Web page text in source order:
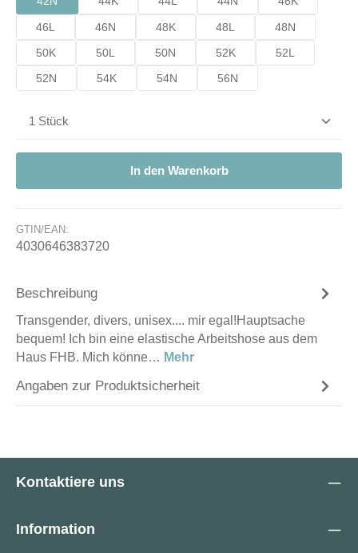
46L 46N 48K 48L
48N
50K
50L 50N 52K
52L
52N
54K 54N 56N
Produkt Anzahl: Gib den gewünschten Wert ein
In den Warenkorb
GTIN/EAN:
4030646383720
Beschreibung
Transgender, divers, unisex.... mir egal!Hauptsache
bequem! Ich bin eine elastische Arbeitshose aus dem
Haus FHB. Mich könne… Mehr
Angaben zur Produktsicherheit
Kontaktiere uns
Information